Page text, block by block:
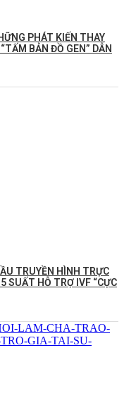
PHÁT KIẾN THAY
BẢN ĐỒ GEN” DẪN
TRUYỀN HÌNH TRỰC
SUẤT HỖ TRỢ IVF “CỰC